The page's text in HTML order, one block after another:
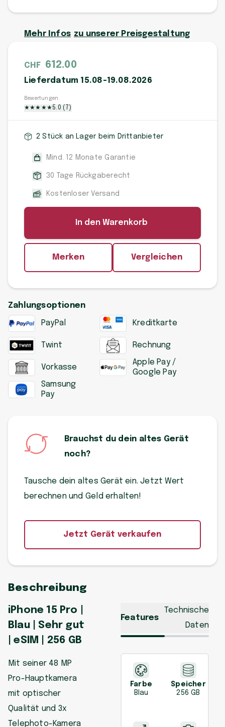
Mehr Infos zu unserer Preisgestaltung
CHF 612.00
Lieferdatum 15.08-19.08.2026
Bewertungen
★★★ ★★5.0 ( 7 )
2 Stück an Lager beim Drittanbieter
Mind. 12 Monate Garantie
30 Tage Rückgaberecht
Kostenloser Versand
In den Warenkorb
Merken Vergleichen
Zahlungsoptionen
PayPal Kreditkarte
Twint Rechnung
Vorkasse
Apple Pay /
Google Pay
Samsung
Pay
Brauchst du dein altes Gerät
noch?
Tausche dein altes Gerät ein. Jetzt Wert
berechnen und Geld erhalten!
Jetzt Gerät verkaufen
Beschreibung
iPhone 15 Pro |
Blau | Sehr gut
| eSIM | 256 GB
Mit seiner 48 MP
Pro-Hauptkamera
mit optischer
Qualität und 3x
Telephoto-Kamera
Features
Technische
Daten
Farbe
Blau
Speicher
256 GB